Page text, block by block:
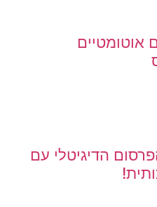
אוטומטיים
הדיגיטלי עם